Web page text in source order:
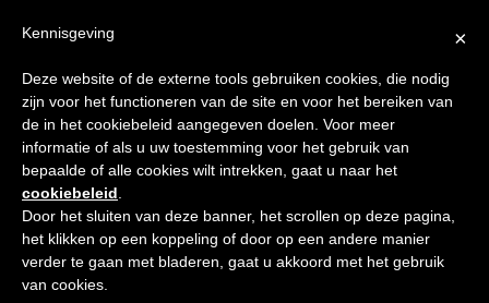
MENU
03 MEI 2024
PXL_20240422_051600991
×
Kennisgeving
Deze website of de externe tools gebruiken cookies, die nodig
zijn voor het functioneren van de site en voor het bereiken van
de in het cookiebeleid aangegeven doelen. Voor meer
informatie of als u uw toestemming voor het gebruik van
bepaalde of alle cookies wilt intrekken, gaat u naar het
cookiebeleid
Door het sluiten van deze banner, het scrollen op deze pagina,
het klikken op een koppeling of door op een andere manier
verder te gaan met bladeren, gaat u akkoord met het gebruik
van cookies.